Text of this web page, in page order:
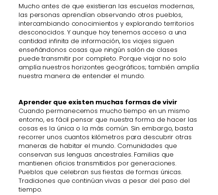
Mucho antes de que existieran las escuelas modernas,
las personas aprendían observando otros pueblos,
intercambiando conocimientos y explorando territorios
desconocidos. Y aunque hoy tenemos acceso a una
cantidad infinita de información, los viajes siguen
enseñándonos cosas que ningún salón de clases
puede transmitir por completo. Porque viajar no solo
amplía nuestros horizontes geográficos; también amplía
nuestra manera de entender el mundo.
Aprender que existen muchas formas de vivir
Cuando permanecemos mucho tiempo en un mismo
entorno, es fácil pensar que nuestra forma de hacer las
cosas es la única o la más común. Sin embargo, basta
recorrer unos cuantos kilómetros para descubrir otras
maneras de habitar el mundo. Comunidades que
conservan sus lenguas ancestrales. Familias que
mantienen oficios transmitidos por generaciones.
Pueblos que celebran sus fiestas de formas únicas.
Tradiciones que continúan vivas a pesar del paso del
tiempo.